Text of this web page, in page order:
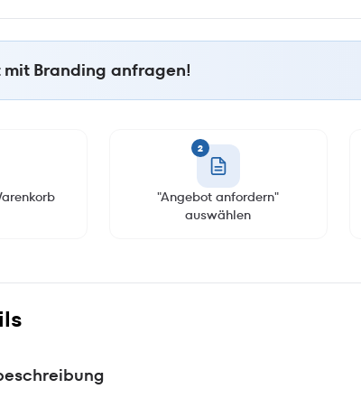
Branding anfragen!
2
"Angebot anfordern"
auswählen